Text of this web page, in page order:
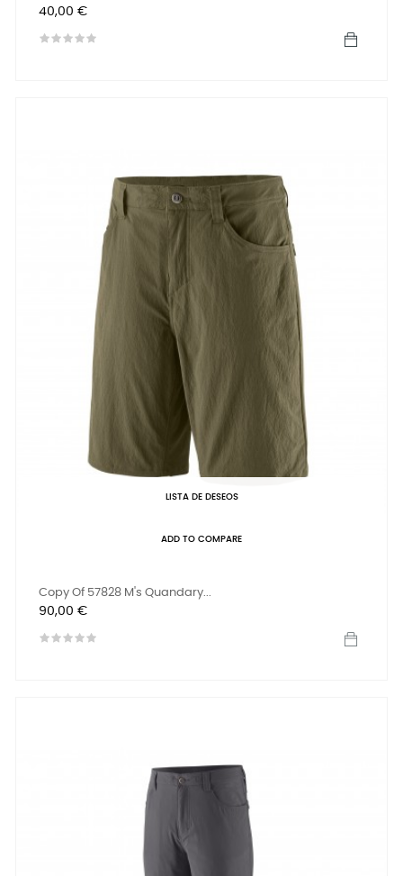
Precio
40,00 €
LISTA DE DESEOS
ADD TO COMPARE
Copy Of 57828 M's Quandary...
Precio
90,00 €